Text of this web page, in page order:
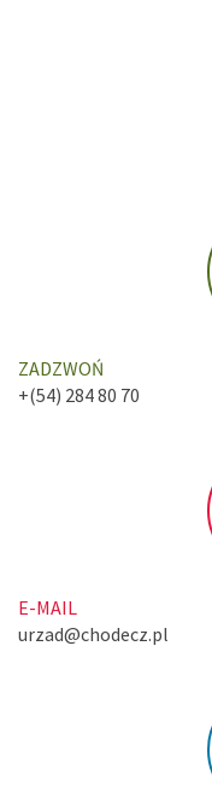
ZADZWOŃ
+(54) 284 80 70
E-MAIL
urzad@chodecz.pl